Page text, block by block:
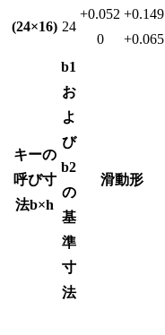
(24×16) 24
+0.052
0
+0.149
+0.065
キーの
呼び寸
法b×h
b1
お
よ
び
b2
の
基
準
寸
法
滑動形